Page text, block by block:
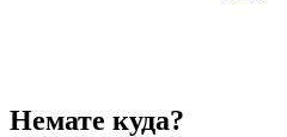
Немате куда?